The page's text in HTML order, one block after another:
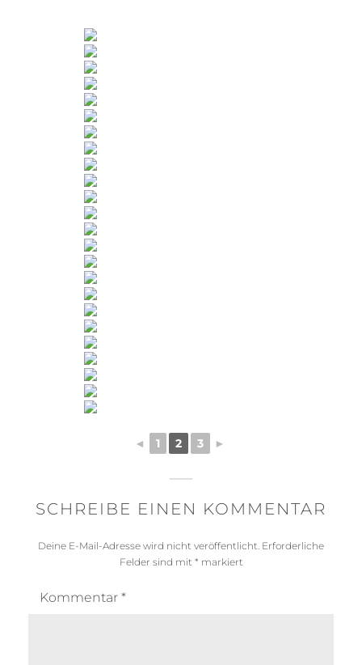
◄ 1 2 3 ►
SCHREIBE EINEN KOMMENTAR
Deine E-Mail-Adresse wird nicht veröffentlicht. Erforderliche
Felder sind mit * markiert
Kommentar *